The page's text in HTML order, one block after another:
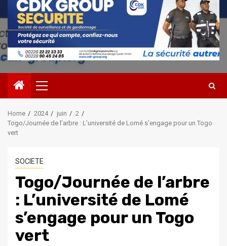
Primary
Menu
Home 2024 juin
2
Togo/Journée de l’arbre : L’université de Lomé s’engage pour un Togo
vert
SOCIETE
Togo/Journée de l’arbre
: L’université de Lomé
s’engage pour un Togo
vert